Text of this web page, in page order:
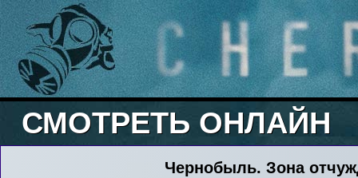
СМОТРЕТЬ ОНЛАЙН
Чернобыль. Зона